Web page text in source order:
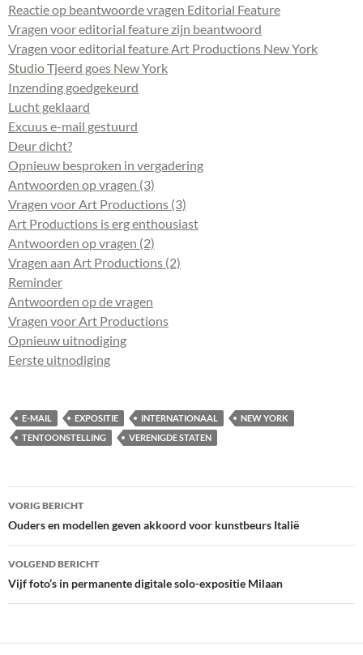
Reactie op beantwoorde vragen Editorial Feature
Vragen voor editorial feature zijn beantwoord
Vragen voor editorial feature Art Productions New York
Studio Tjeerd goes New York
Inzending goedgekeurd
Lucht geklaard
Excuus e-mail gestuurd
Deur dicht?
Opnieuw besproken in vergadering
Antwoorden op vragen (3)
Vragen voor Art Productions (3)
Art Productions is erg enthousiast
Antwoorden op vragen (2)
Vragen aan Art Productions (2)
Reminder
Antwoorden op de vragen
Vragen voor Art Productions
Opnieuw uitnodiging
Eerste uitnodiging
E-MAIL EXPOSITIE INTERNATIONAAL
NEW YORK
TENTOONSTELLING
VERENIGDE STATEN
Bericht
navigatie
VORIG BERICHT
Ouders en modellen geven akkoord voor kunstbeurs Italië
VOLGEND BERICHT
Vijf foto’s in permanente digitale solo-expositie Milaan